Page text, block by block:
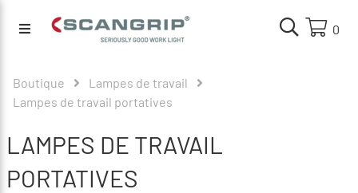
0
Boutique
Lampes de travail
Lampes de travail portatives
LAMPES DE TRAVAIL
PORTATIVES